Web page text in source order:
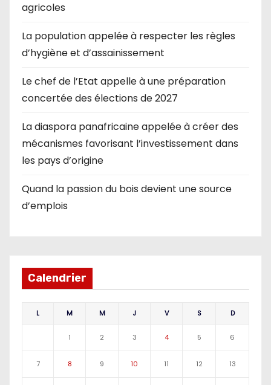
agricoles
La population appelée à respecter les règles
d’hygiène et d’assainissement
Le chef de l’Etat appelle à une préparation
concertée des élections de 2027
La diaspora panafricaine appelée à créer des
mécanismes favorisant l’investissement dans
les pays d’origine
Quand la passion du bois devient une source
d’emplois
Calendrier
L M M J V S D
1 2 3 4 5 6
7 8 9 10 11 12 13